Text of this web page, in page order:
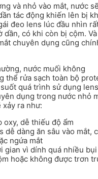
và nhỏ vào mắt, nước
tác động khiến lên bị
đeo lens lúc đầu nhìn
dần, có khi còn bị cộm. Và
chuyên dụng cũng
nước muối không
thể rửa sạch toàn bộ
quá trình sử dụng
dụng trong nước nhỏ
ra như:
oxy, dễ thiếu độ ẩm
dễ dàng ăn sâu vào mắt,
ngứa mắt
gian vì dính quá nhiều bụi
hoặc không được trơn